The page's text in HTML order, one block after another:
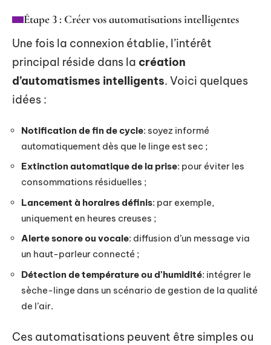
Étape 3 : Créer vos automatisations intelligentes
Une fois la connexion établie, l’intérêt
principal réside dans la création
d’automatismes intelligents. Voici quelques
idées :
Notification de fin de cycle: soyez informé
automatiquement dès que le linge est sec ;
Extinction automatique de la prise: pour éviter les
consommations résiduelles ;
Lancement à horaires définis: par exemple,
uniquement en heures creuses ;
Alerte sonore ou vocale: diffusion d’un message via
un haut-parleur connecté ;
Détection de température ou d’humidité: intégrer le
sèche-linge dans un scénario de gestion de la qualité
de l’air.
Ces automatisations peuvent être simples ou